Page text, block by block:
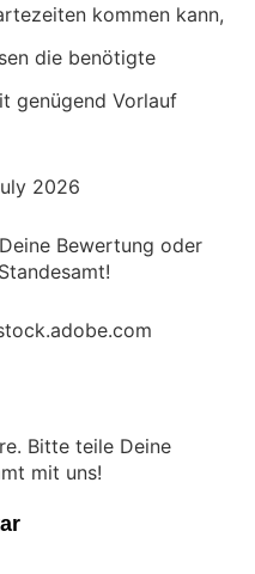
kommen kann,
die benötigte
genügend Vorlauf
2026
Bewertung oder
Bitte teile Deine
mit uns!